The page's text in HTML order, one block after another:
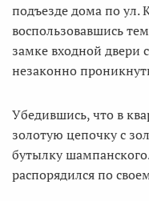
подъезде дома по ул.
воспользовавшись
замке входной двери
незаконно
Убедившись, что в
золотую цепочку с
бутылку
распорядился по